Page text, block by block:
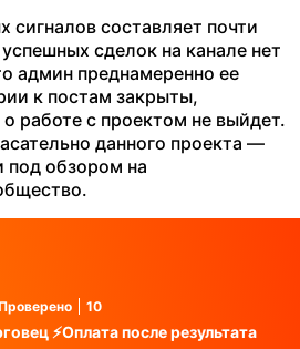
сигналов составляет почти
сделок на канале нет
админ преднамеренно ее
к постам закрыты,
работе с проектом не выйдет.
данного проекта —
под обзором на
Проверено 10
⚡️Оплата после результата